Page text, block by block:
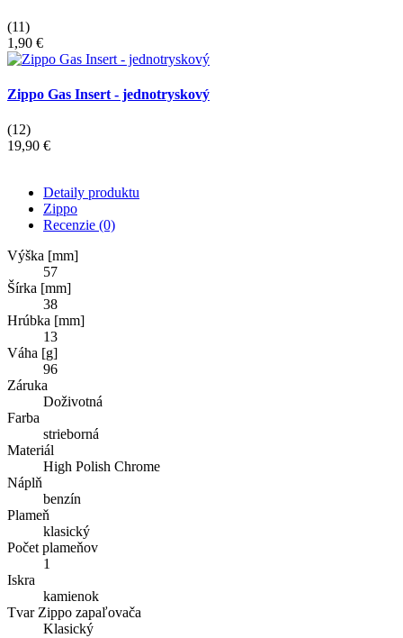
(11)
1,90 €
Zippo Gas Insert - jednotryskový
(12)
19,90 €
Detaily produktu
Zippo
Recenzie (0)
Výška [mm]
57
Šírka [mm]
38
Hrúbka [mm]
13
Váha [g]
96
Záruka
Doživotná
Farba
strieborná
Materiál
High Polish Chrome
Náplň
benzín
Plameň
klasický
Počet plameňov
1
Iskra
kamienok
Tvar Zippo zapaľovača
Klasický